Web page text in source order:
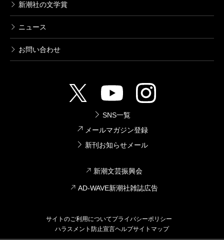
新潮社の文学賞
ニュース
お問い合わせ
SNS一覧
メールマガジン登録
新刊お知らせメール
新潮文芸振興会
AD-WAVE新潮社雑誌広告
サイトのご利用についてプライバシーポリシー
ハラスメント防止宣言ヘルプサイトマップ